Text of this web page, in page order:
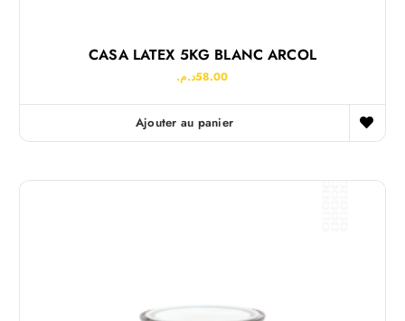
CASA LATEX 5KG BLANC ARCOL
58.00د.م.
Ajouter au panier